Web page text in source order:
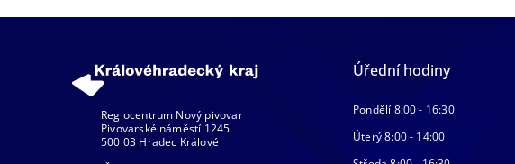
Regiocentrum Nový pivovar
Pivovarské náměstí 1245
500 03 Hradec Králové
Úřední hodiny
Pondělí 8:00 - 16:30
Úterý 8:00 - 14:00